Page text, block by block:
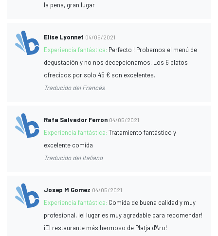
la pena, gran lugar
Elise Lyonnet 04/05/2021
Experiencia fantástica: Perfecto ! Probamos el menú de
degustación y no nos decepcionamos. Los 6 platos
ofrecidos por solo 45 € son excelentes.
Traducido del Francés
Rafa Salvador Ferron 04/05/2021
Experiencia fantástica:Tratamiento fantástico y
excelente comida
Traducido del Italiano
Josep M Gomez 04/05/2021
Experiencia fantástica: Comida de buena calidad y muy
profesional, ¡el lugar es muy agradable para recomendar!
¡El restaurante más hermoso de Platja d'Aro!